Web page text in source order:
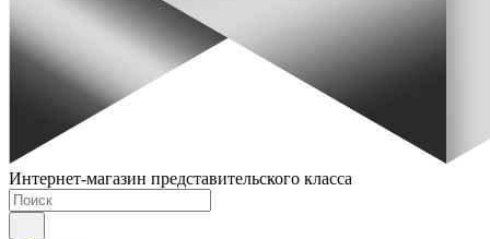
Интернет-магазин представительского класса